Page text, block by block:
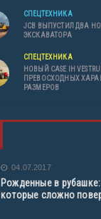
СПЕЦТЕХНИКА
JCB ВЫПУСТИЛ ДВА
ЭКСКАВАТОРА
СПЕЦТЕХНИКА
НОВЫЙ CASE IH
ПРЕВОСХОДНЫХ
РАЗМЕРОВ
04.07.2017
Рожденные в
которые сложно